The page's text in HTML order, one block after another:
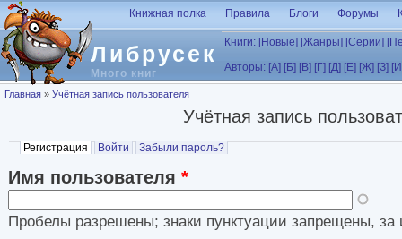
Перейти к основному содержанию
Либрусек
Много книг
Книжная полка Правила Блоги Форумы
Книги: [Новые] [Жанры] [Серии]
Авторы: [А] [Б] [В] [Г] [Д] [Е] [Ж] [З]
Вы здесь
Главная » Учётная запись пользователя
Учётная запись
Главные вкладки
Регистрация (активная вкладка)
Войти Забыли пароль?
Имя пользователя *
Пробелы разрешены; знаки пунктуации запрещены, за